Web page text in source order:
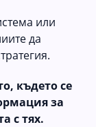
или
да
където се
за
с тях.